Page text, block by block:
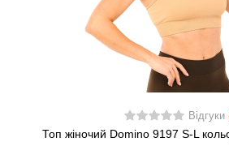
Відгуки
Топ жіночий Domino 9197 S-L